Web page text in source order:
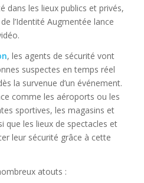
dans les lieux publics et privés,
l’Identité Augmentée lance
, les agents de sécurité vont
suspectes en temps réel
la survenue d’un événement.
comme les aéroports ou les
sportives, les magasins et
que les lieux de spectacles et
leur sécurité grâce à cette
atouts :